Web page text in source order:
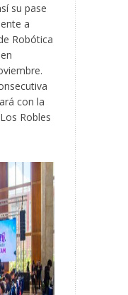
su pase
a
Robótica
con la
Robles